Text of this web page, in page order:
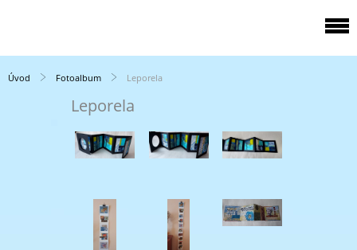
Úvod Fotoalbum Leporela
Leporela